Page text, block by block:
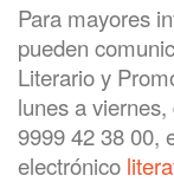
Para mayores
pueden
Literario y
lunes a
9999 42 38 00,
electrónico